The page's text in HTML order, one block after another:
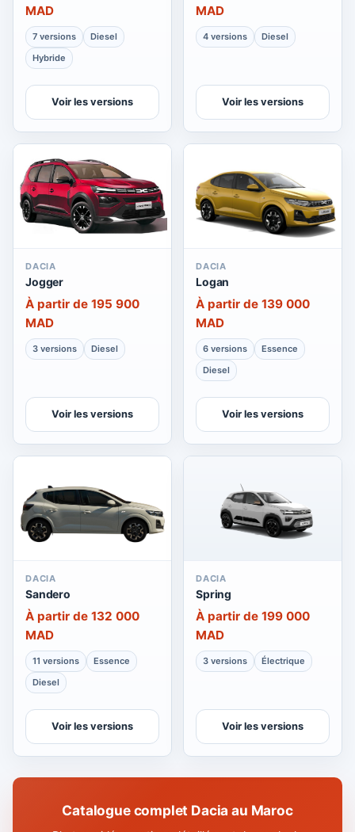
MAD
7 versions
Diesel
Hybride
Voir les versions
MAD
4 versions Diesel
Voir les versions
DACIA
Jogger
À partir de 195 900
MAD
3 versions Diesel
Voir les versions
DACIA
Logan
À partir de 139 000
MAD
6 versions
Essence
Diesel
Voir les versions
DACIA
Sandero
À partir de 132 000
MAD
11 versions
Essence
Diesel
Voir les versions
DACIA
Spring
À partir de 199 000
MAD
3 versions Électrique
Voir les versions
Catalogue complet Dacia au Maroc